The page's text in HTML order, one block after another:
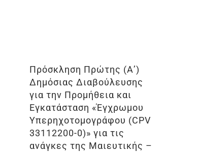
Πρόσκληση Πρώτης (Α’)
Δημόσιας Διαβούλευσης
για την Προμήθεια και
Εγκατάσταση «Έγχρωμου
Υπερηχοτομογράφου (CPV
33112200-0)» για τις
ανάγκες της Μαιευτικής –